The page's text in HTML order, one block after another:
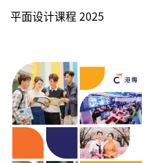
平面设计课程 2025